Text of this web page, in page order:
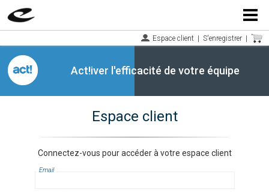
Menu
Espace client S'enregistrer
Act!iver l'efficacité de votre équipe
Espace client
Connectez-vous pour accéder à votre espace client
Email